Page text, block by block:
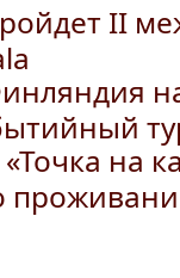
II
на